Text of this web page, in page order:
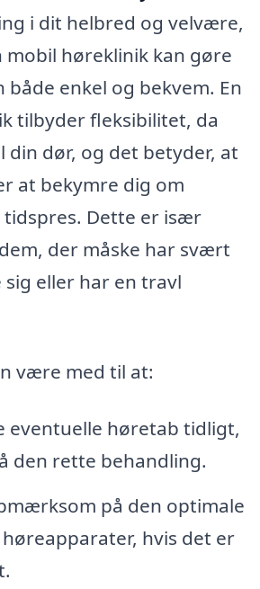
i dit helbred og velvære,
mobil høreklinik kan gøre
både enkel og bekvem. En
tilbyder fleksibilitet, da
din dør, og det betyder, at
at bekymre dig om
Dette er især
der måske har svært
eller har en travl
være med til at:
eventuelle høretab tidligt,
den rette behandling.
på den optimale
hvis det er